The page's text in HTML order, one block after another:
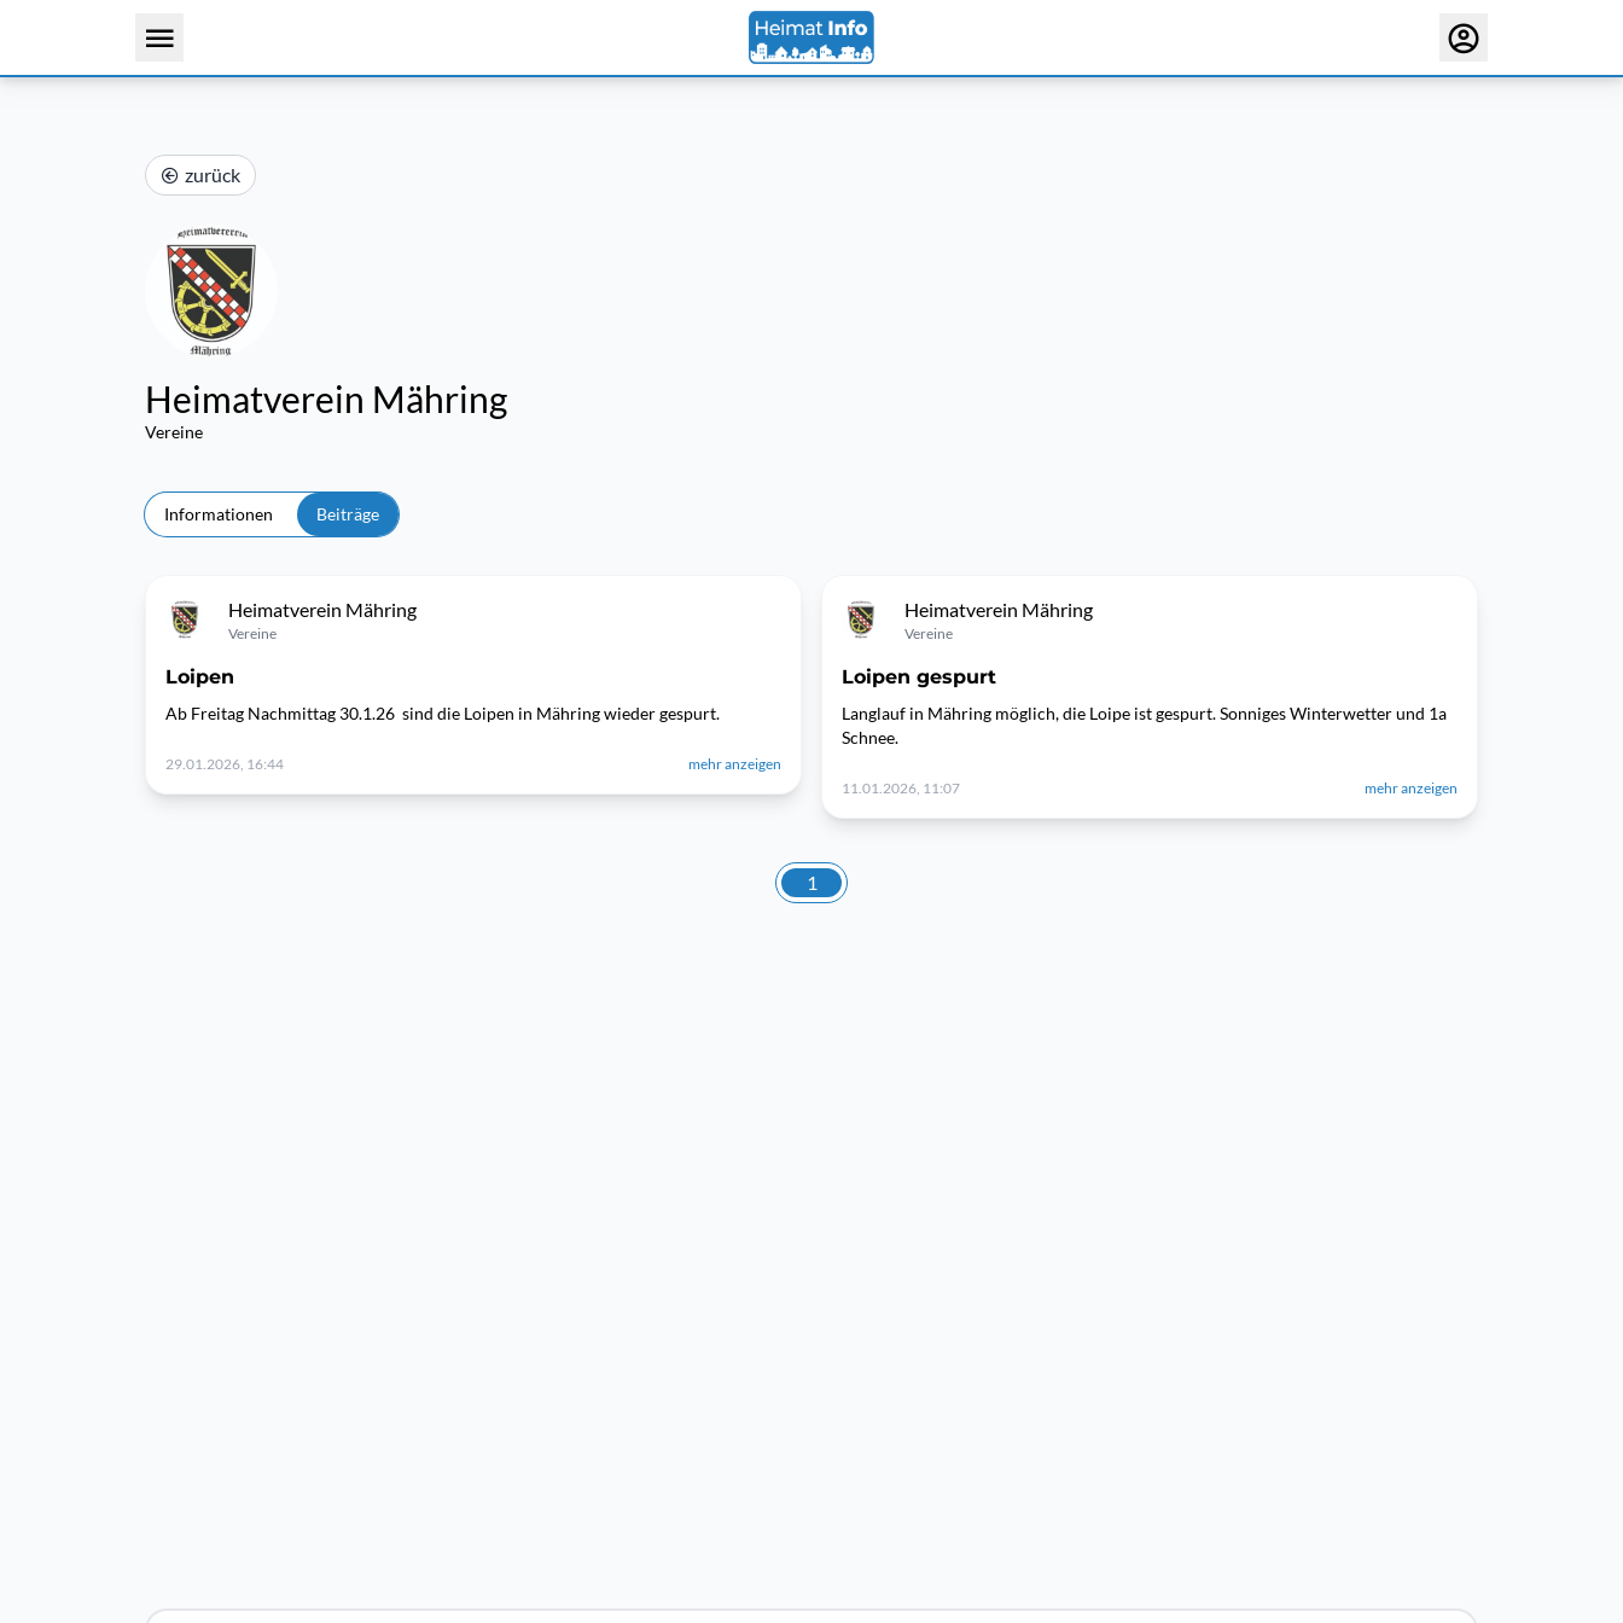
zurück
Heimatverein Mähring
Vereine
Informationen Beiträge
Heimatverein Mähring
Vereine
Loipen
Ab Freitag Nachmittag 30.1.26 sind die Loipen in Mähring wieder gespurt.
29.01.2026, 16:44 mehr anzeigen
Heimatverein Mähring
Vereine
Loipen gespurt
Langlauf in Mähring möglich, die Loipe ist gespurt. Sonniges Winterwetter und 1a
Schnee.
11.01.2026, 11:07 mehr anzeigen
1